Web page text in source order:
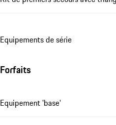
Equipements de série
Forfaits
Equipement 'base'